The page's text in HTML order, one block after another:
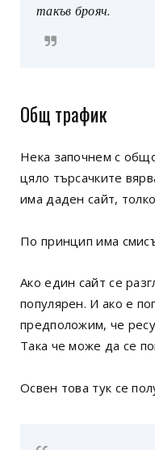
такъв брояч.
Общ трафик
Нека започнем с
цяло търсачките
има даден сайт,
По принцип има
Ако един сайт се
популярен. И ако е
предположим, че
Така че може да се
Освен това тук се